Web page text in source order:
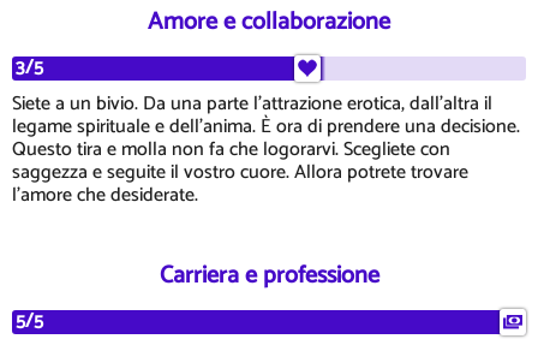
Amore e collaborazione
3/5
Siete a un bivio. Da una parte l'attrazione erotica, dall'altra il
legame spirituale e dell'anima. È ora di prendere una decisione.
Questo tira e molla non fa che logorarvi. Scegliete con
saggezza e seguite il vostro cuore. Allora potrete trovare
l'amore che desiderate.
Carriera e professione
5/5